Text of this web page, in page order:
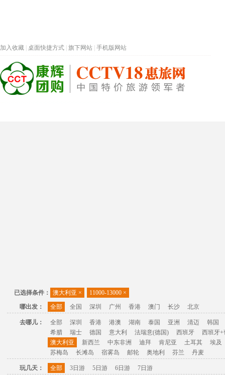
加入收藏 桌面快捷方式 旗下网站 手机版网站
已选择条件： 澳大利亚 × 11000-13000 ×
哪出发：
全部 全国 深圳 广州 香港 澳门 长沙 北京
去哪儿： 全部 深圳 香港 港澳 湖南 泰国 亚洲 清迈
韩国
希腊
瑞士 德国 意大利 法瑞意(德国) 西班牙
西班牙+
澳大利亚
新西兰 中东非洲 迪拜 肯尼亚 土耳其
埃及
苏梅岛
长滩岛 宿雾岛 邮轮 奥地利 芬兰 丹麦
玩几天： 全部 3日游 5日游 6日游 7日游